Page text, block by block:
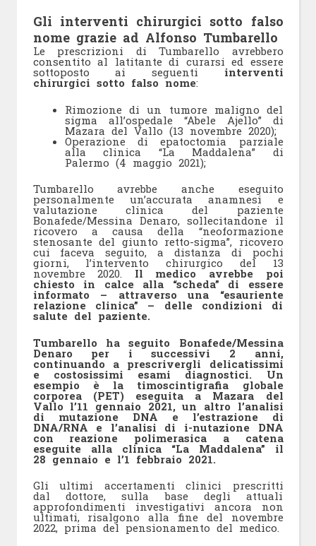
Gli interventi chirurgici sotto falso
nome grazie ad Alfonso Tumbarello
Le prescrizioni di Tumbarello avrebbero
consentito al latitante di curarsi ed essere
sottoposto ai seguenti interventi
chirurgici sotto falso nome:
Rimozione di un tumore maligno del
sigma all’ospedale “Abele Ajello” di
Mazara del Vallo (13 novembre 2020);
Operazione di epatoctomia parziale
alla clinica “La Maddalena” di
Palermo (4 maggio 2021);
Tumbarello avrebbe anche eseguito
personalmente un’accurata anamnesi e
valutazione clinica del paziente
Bonafede/Messina Denaro, sollecitandone il
ricovero a causa della “neoformazione
stenosante del giunto retto-sigma”, ricovero
cui faceva seguito, a distanza di pochi
giorni, l’intervento chirurgico del 13
novembre 2020. Il medico avrebbe poi
chiesto in calce alla “scheda” di essere
informato – attraverso una “esauriente
relazione clinica” – delle condizioni di
salute del paziente.
Tumbarello ha seguito Bonafede/Messina
Denaro per i successivi 2 anni,
continuando a prescrivergli delicatissimi
e costosissimi esami diagnostici. Un
esempio è la timoscintigrafia globale
corporea (PET) eseguita a Mazara del
Vallo l’11 gennaio 2021, un altro l’analisi
di mutazione DNA e l’estrazione di
DNA/RNA e l’analisi di i-nutazione DNA
con reazione polimerasica a catena
eseguite alla clinica “La Maddalena” il
28 gennaio e l’1 febbraio 2021.
Gli ultimi accertamenti clinici prescritti
dal dottore, sulla base degli attuali
approfondimenti investigativi ancora non
ultimati, risalgono alla fine del novembre
2022, prima del pensionamento del medico.